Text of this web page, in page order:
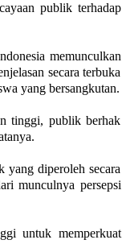
publik terhadap
memunculkan
secara terbuka
yang bersangkutan.
tinggi, publik berhak
yang diperoleh secara
munculnya persepsi
untuk memperkuat